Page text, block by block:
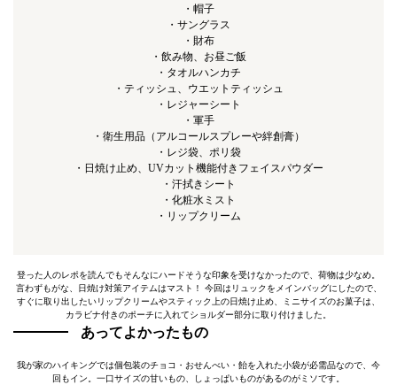
・帽子
・サングラス
・財布
・飲み物、お昼ご飯
・タオルハンカチ
・ティッシュ、ウエットティッシュ
・レジャーシート
・軍手
・衛生用品（アルコールスプレーや絆創膏）
・レジ袋、ポリ袋
・日焼け止め、UVカット機能付きフェイスパウダー
・汗拭きシート
・化粧水ミスト
・リップクリーム
登った人のレポを読んでもそんなにハードそうな印象を受けなかったので、荷物は少なめ。
言わずもがな、日焼け対策アイテムはマスト！ 今回はリュックをメインバッグにしたので、
すぐに取り出したいリップクリームやスティック上の日焼け止め、ミニサイズのお菓子は、
カラビナ付きのポーチに入れてショルダー部分に取り付けました。
あってよかったもの
我が家のハイキングでは個包装のチョコ・おせんべい・飴を入れた小袋が必需品なので、今
回もイン。一口サイズの甘いもの、しょっぱいものがあるのがミソです。